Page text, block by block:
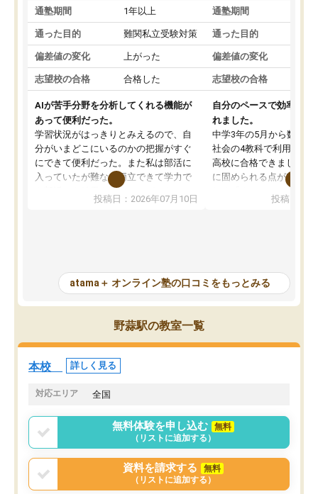
通塾期間 1年以上
通った目的 難関私立受験対策
偏差値の変化 上がった
志望校の合格 合格した
AIが苦手分野を分析してくれる機能が
あって便利だった。
学習状況がはっきりとみえるので、自
分がいまどこにいるのかの把握がすぐ
にできて便利だった。また私は部活に
入っていたが難なく両立できて学力で
も部活でも結果を残すことができてよ
かった。また問題演習の際に、自分が
が、自分で自分の管理ができない人に
とっては難しい部分もあるのではない
かと思った。
投稿日：2026年07月10日
通塾期間
通った目的
偏差値の変化
志望校の合格
自分のペースで効率よく
れました。
中学3年の5月から数学・
社会の4教科で利用し、
高校に合格できました。
に固められる点が魅力で
項目のおかげで、手軽
元数が可視化されるので
しながら意欲的に取り組
常に効果を実感している
すめできる塾です。
投稿日：
atama＋ オンライン塾の口コミをもっとみる
野蒜駅の教室一覧
本校 詳しく見る
対応エリア 全国
無料体験を申し込む
無料
（リストに追加する）
資料を請求する
無料
（リストに追加する）